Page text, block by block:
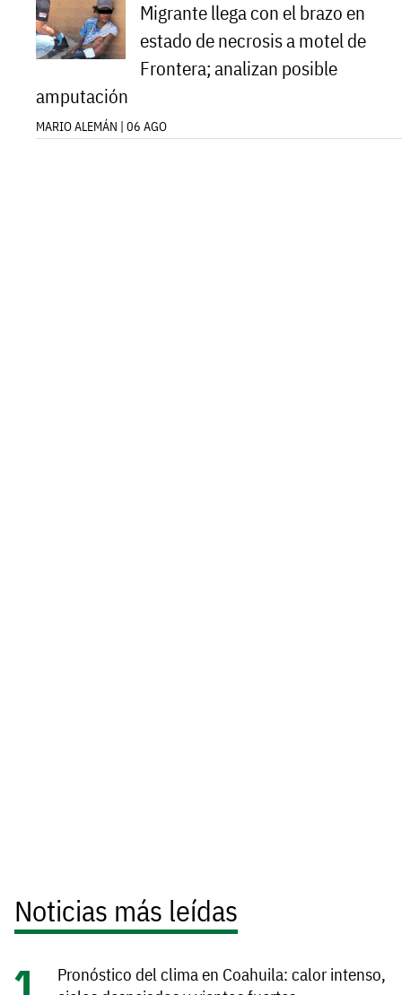
Migrante llega con el brazo en
estado de necrosis a motel de
Frontera; analizan posible
amputación
MARIO ALEMÁN | 06 AGO
Noticias más leídas
Pronóstico del clima en Coahuila: calor intenso,